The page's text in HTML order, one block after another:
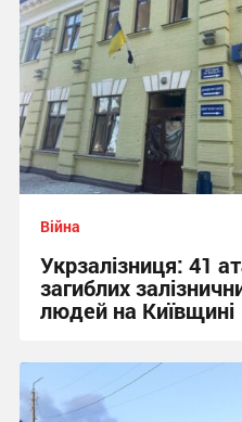
Війна
Укрзалізниця: 41
загиблих
людей на Київщині
13:10 сьогодні